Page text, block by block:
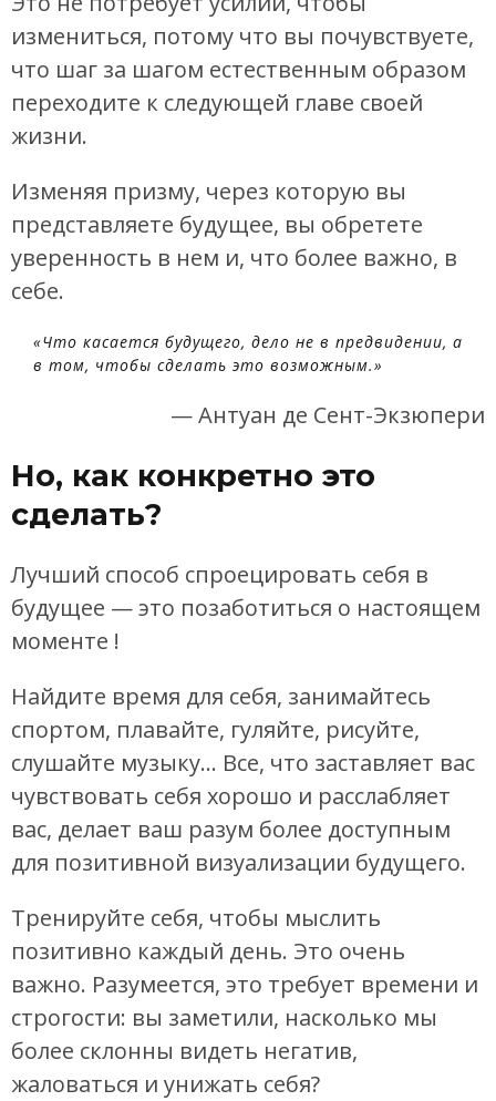
измениться, потому что вы почувствуете,
что шаг за шагом естественным образом
переходите к следующей главе своей
жизни.
Изменяя призму, через которую вы
представляете будущее, вы обретете
уверенность в нем и, что более важно, в
себе.
«Что касается будущего, дело не в предвидении, а
в том, чтобы сделать это возможным.»
— Антуан де Сент-Экзюпери
Но, как конкретно это
сделать?
Лучший способ спроецировать себя в
будущее — это позаботиться о настоящем
моменте !
Найдите время для себя, занимайтесь
спортом, плавайте, гуляйте, рисуйте,
слушайте музыку… Все, что заставляет вас
чувствовать себя хорошо и расслабляет
вас, делает ваш разум более доступным
для позитивной визуализации будущего.
Тренируйте себя, чтобы мыслить
позитивно каждый день. Это очень
важно. Разумеется, это требует времени и
строгости: вы заметили, насколько мы
более склонны видеть негатив,
жаловаться и унижать себя?